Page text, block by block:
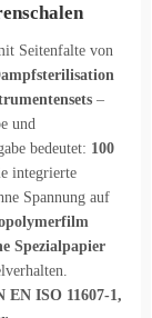
Seitenfalte von
–
und
bedeutet: 100
integrierte
Spannung auf
Spezialpapier
EN ISO 11607-1,